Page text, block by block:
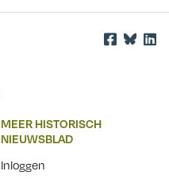
MEER HISTORISCH
NIEUWSBLAD
Inloggen